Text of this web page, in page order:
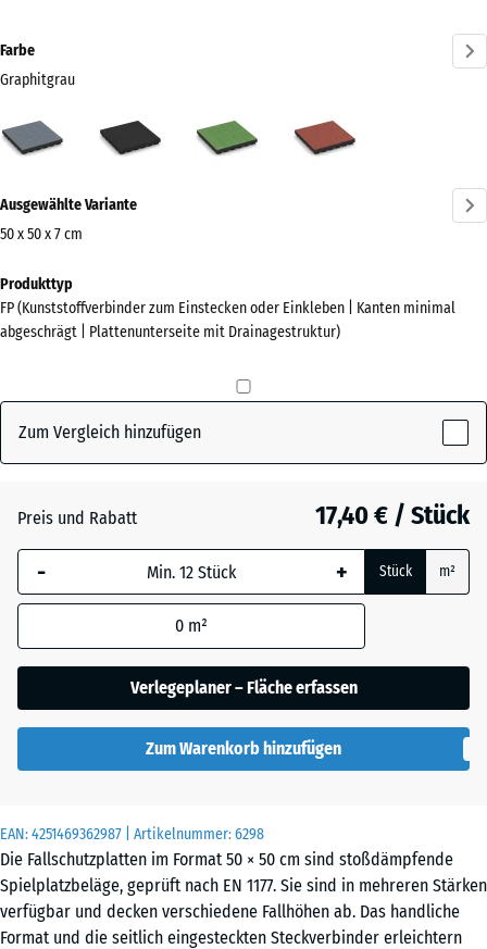
EAN:4251469362987 | Artikelnummer:6298
Die Fallschutzplatten im Format 50 × 50 cm sind stoßdämpfende
Spielplatzbeläge, geprüft nach EN 1177. Sie sind in mehreren Stärken
verfügbar und decken verschiedene Fallhöhen ab. Das handliche
Format und die seitlich eingesteckten Steckverbinder erleichtern
Farbe
Graphitgrau
Graphitgrau
(active)
Informationen
zu
Farben?
Farbpalette
Graphitgrau(active)
Ausgewählte Variante
50 x 50 x 7 cm
Abmessungen
für
den
x
500
Die gewählte, blau
umrandete
Abmessung wird
Produktdaten nicht
anders angegeben)
für die
Bedarfsberechnung
x
50
x 7
cm
Produkttyp
FP (Kunststoffverbinder zum Einstecken oder Einkleben | Kanten minimal
abgeschrägt | Plattenunterseite mit Drainagestruktur)
Zum Vergleich hinzufügen
Preis und Rabatt 17,40 € / Stück
- + Stück m²
0 m²
Verlegeplaner – Fläche erfassen
Zum Warenkorb hinzufügen